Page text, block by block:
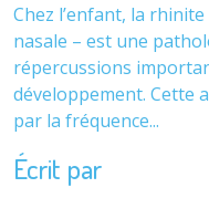
Chez l’enfant, la
nasale – est une
répercussions
développement. Cette
par la fréquence...
Écrit par